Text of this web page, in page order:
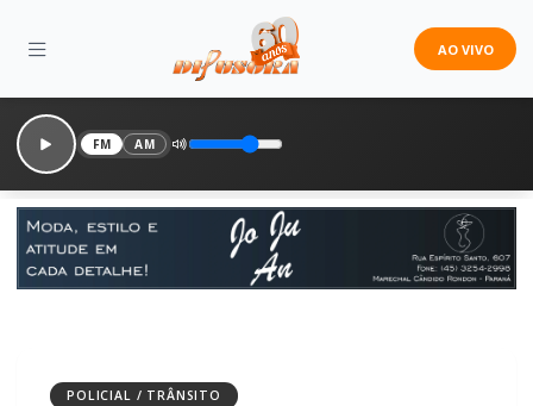
AO VIVO
FM AM
POLICIAL / TRÂNSITO